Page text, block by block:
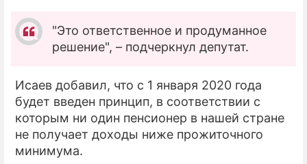
"Это ответственное и продуманное
решение", – подчеркнул депутат.
Исаев добавил, что с 1 января 2020 года
будет введен принцип, в соответствии с
которым ни один пенсионер в нашей стране
не получает доходы ниже прожиточного
минимума.